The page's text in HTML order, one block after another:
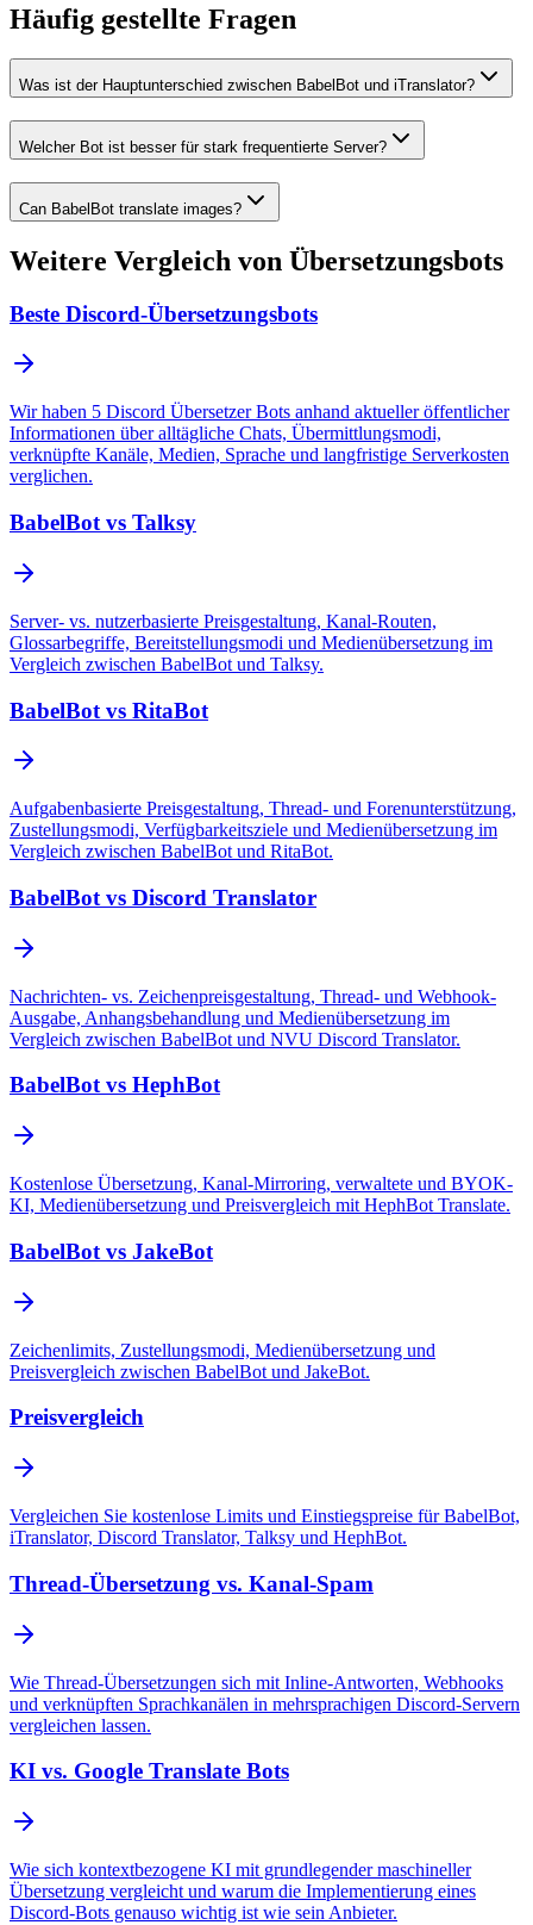
Häufig gestellte Fragen
Was ist der Hauptunterschied zwischen BabelBot und iTranslator?
Welcher Bot ist besser für stark frequentierte Server?
Can BabelBot translate images?
Weitere Vergleich von Übersetzungsbots
Beste Discord-Übersetzungsbots
Wir haben 5 Discord Übersetzer Bots anhand aktueller öffentlicher
Informationen über alltägliche Chats, Übermittlungsmodi,
verknüpfte Kanäle, Medien, Sprache und langfristige Serverkosten
verglichen.
BabelBot vs Talksy
Server- vs. nutzerbasierte Preisgestaltung, Kanal-Routen,
Glossarbegriffe, Bereitstellungsmodi und Medienübersetzung im
Vergleich zwischen BabelBot und Talksy.
BabelBot vs RitaBot
Aufgabenbasierte Preisgestaltung, Thread- und Forenunterstützung,
Zustellungsmodi, Verfügbarkeitsziele und Medienübersetzung im
Vergleich zwischen BabelBot und RitaBot.
BabelBot vs Discord Translator
Nachrichten- vs. Zeichenpreisgestaltung, Thread- und Webhook-
Ausgabe, Anhangsbehandlung und Medienübersetzung im
Vergleich zwischen BabelBot und NVU Discord Translator.
BabelBot vs HephBot
Kostenlose Übersetzung, Kanal-Mirroring, verwaltete und BYOK-
KI, Medienübersetzung und Preisvergleich mit HephBot Translate.
BabelBot vs JakeBot
Zeichenlimits, Zustellungsmodi, Medienübersetzung und
Preisvergleich zwischen BabelBot und JakeBot.
Preisvergleich
Vergleichen Sie kostenlose Limits und Einstiegspreise für BabelBot,
iTranslator, Discord Translator, Talksy und HephBot.
Thread-Übersetzung vs. Kanal-Spam
Wie Thread-Übersetzungen sich mit Inline-Antworten, Webhooks
und verknüpften Sprachkanälen in mehrsprachigen Discord-Servern
vergleichen lassen.
KI vs. Google Translate Bots
Wie sich kontextbezogene KI mit grundlegender maschineller
Übersetzung vergleicht und warum die Implementierung eines
Discord-Bots genauso wichtig ist wie sein Anbieter.